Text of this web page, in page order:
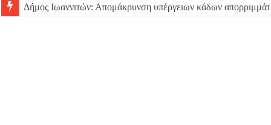
Δήμος Ιωαννιτών: Απομάκρυνση υπέργειων κάδων